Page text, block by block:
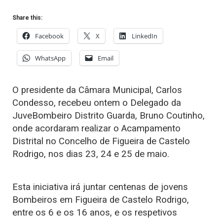
Share this:
Facebook X LinkedIn
WhatsApp Email
O presidente da Câmara Municipal, Carlos
Condesso, recebeu ontem o Delegado da
JuveBombeiro Distrito Guarda, Bruno Coutinho,
onde acordaram realizar o Acampamento
Distrital no Concelho de Figueira de Castelo
Rodrigo, nos dias 23, 24 e 25 de maio.
Esta iniciativa irá juntar centenas de jovens
Bombeiros em Figueira de Castelo Rodrigo,
entre os 6 e os 16 anos, e os respetivos